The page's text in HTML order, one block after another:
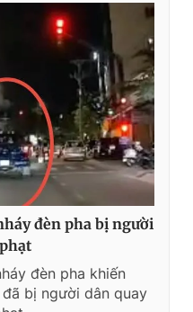
đèn pha bị người
đèn pha khiến
bị người dân quay